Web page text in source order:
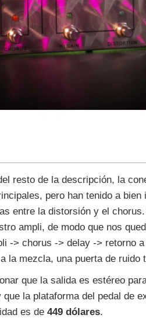
resto de la descripción, la
pero han tenido a bien
entre la distorsión y el
ampli, de modo que nos
-> chorus -> delay -> retorno
la mezcla, una puerta de ruido
que la salida es estéreo
la plataforma del pedal de
es de 449 dólares.